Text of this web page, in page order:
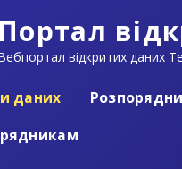
Портал
відкритих даних
даних